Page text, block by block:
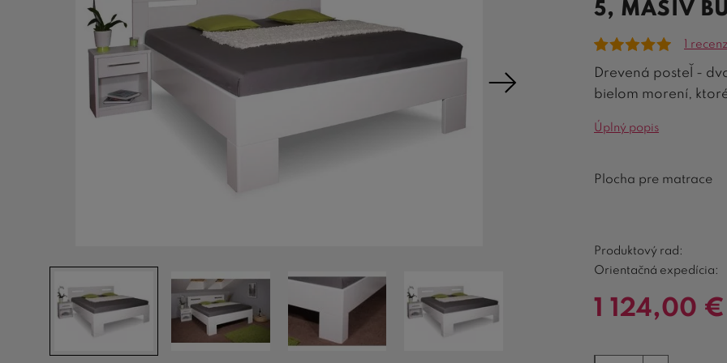
5, MASÍV
1
Drevená posteľ -
bielom morení,
Úplný popis
Plocha pre matrace
Produktový rad:
Orientačná expedícia:
1 124,00 €